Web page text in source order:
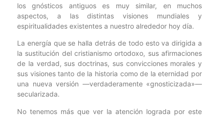
los gnósticos antiguos es muy similar, en muchos
aspectos, a las distintas visiones mundiales y
espiritualidades existentes a nuestro alrededor hoy día.
La energía que se halla detrás de todo esto va dirigida a
la sustitución del cristianismo ortodoxo, sus afirmaciones
de la verdad, sus doctrinas, sus convicciones morales y
sus visiones tanto de la historia como de la eternidad por
una nueva versión —verdaderamente «gnosticizada»—
secularizada.
No tenemos más que ver la atención lograda por este